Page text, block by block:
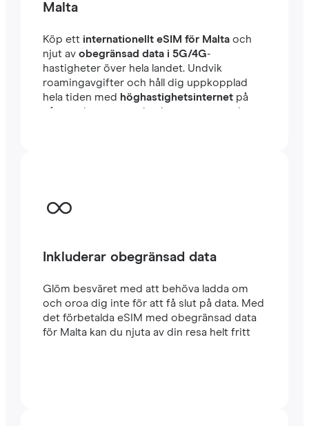
Malta
Köp ett internationellt eSIM för Maltaoch
njut av obegränsad data i 5G/4G-
hastigheter över hela landet. Undvik
roamingavgifter och håll dig uppkopplad
hela tiden med höghastighetsinternetpå
några minuter utomlands, oavsett om du
Inkluderar obegränsad data
Glöm besväret med att behöva ladda om
och oroa dig inte för att få slut på data. Med
det förbetalda eSIM med obegränsad data
för Malta kan du njuta av din resa helt fritt